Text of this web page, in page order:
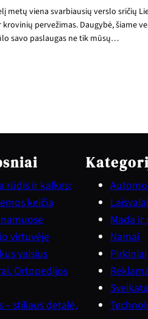
metų viena svarbiausių verslo sričių
krovinių pervežimas. Daugybė, šiame
savo paslaugas ne tik mūsų…
rūdis ir kalkes:
keičia
virtuvėje
vaisius
Ortopedijos
– stiliaus detalė,
Mada ir
Namai
Pirkiniai
Sveikata